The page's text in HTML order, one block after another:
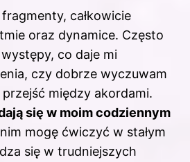
całkowicie
oraz dynamice. Często
co daje mi
czy dobrze wyczuwam
między akordami.
się w moim codziennym
mogę ćwiczyć w stałym
się w trudniejszych